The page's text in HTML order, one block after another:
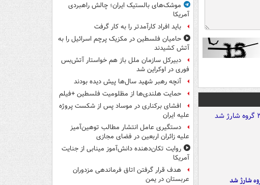
موشک‌های بالستیک ایران؛ چالش راهبردی
آمریکا
باید افراد کارآمدتر را به کار گرفت
حامیان فلسطین در مکزیک پرچم اسرائیل را به
آتش کشیدند
دبیرکل سازمان ملل باز هم خواستار آتش‌بس
فوری در اوکراین شد
آنچه رهبر شهید سال‌ها پیش دیده بودند
حمایت هلندی‌ها از مظلومیت فلسطین +فیلم
افشای برکناری در موساد پس از شکست پروژه
علیه ایران
دستگیری عامل انتشار مطالب توهین‌آمیز
علیه زائران اربعین در فضای مجازی
روایت تکان‌دهنده دانش‌آموز مینابی از جنایت
آمریکا
هدف قرار گرفتن اتاق‌ فرماندهی مزدوران
عربستان در یمن